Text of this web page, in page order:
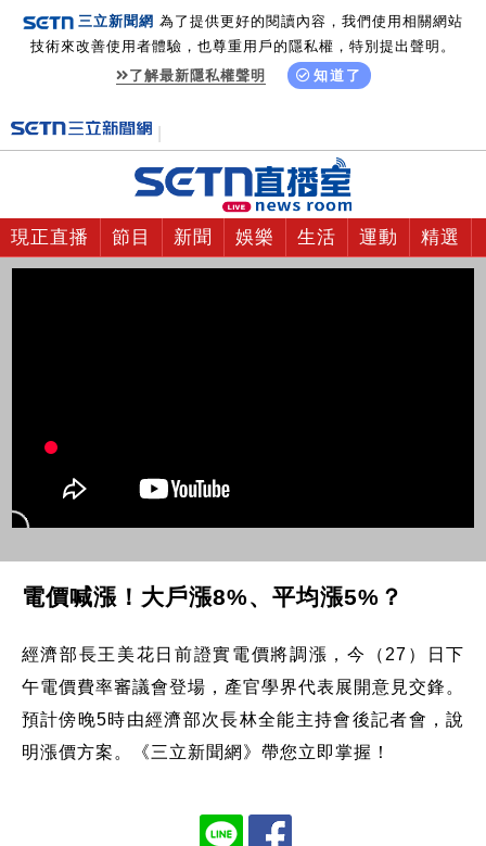
三立新聞網 為了提供更好的閱讀內容，我們使用相關網站
技術來改善使用者體驗，也尊重用戶的隱私權，特別提出聲明。
了解最新隱私權聲明
知道了
現正直播 節目 新聞 娛樂 生活 運動 精選
電價喊漲！大戶漲8%、平均漲5%？
經濟部長王美花日前證實電價將調漲，今（27）日下
午電價費率審議會登場，產官學界代表展開意見交鋒。
預計傍晚5時由經濟部次長林全能主持會後記者會，說
明漲價方案。《三立新聞網》帶您立即掌握！